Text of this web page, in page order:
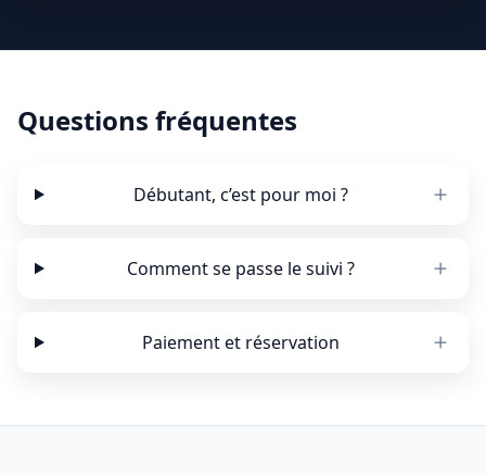
Questions fréquentes
Débutant, c’est pour moi ?
Comment se passe le suivi ?
Paiement et réservation